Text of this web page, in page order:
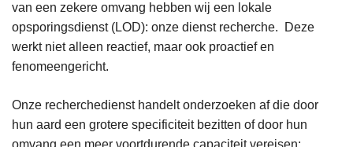
van een zekere omvang hebben wij een lokale
opsporingsdienst (LOD): onze dienst recherche. Deze
werkt niet alleen reactief, maar ook proactief en
fenomeengericht.
Onze recherchedienst handelt onderzoeken af die door
hun aard een grotere specificiteit bezitten of door hun